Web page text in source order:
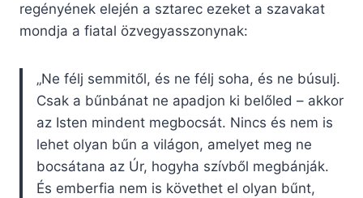
regényének elején a sztarec ezeket a szavakat
mondja a fiatal özvegyasszonynak:
„Ne félj semmitől, és ne félj soha, és ne búsulj.
Csak a bűnbánat ne apadjon ki belőled – akkor
az Isten mindent megbocsát. Nincs és nem is
lehet olyan bűn a világon, amelyet meg ne
bocsátana az Úr, hogyha szívből megbánják.
És emberfia nem is követhet el olyan bűnt,